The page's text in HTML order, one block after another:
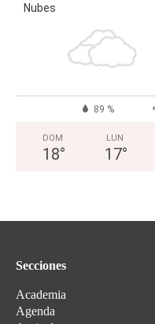
Nubes
89 %
DOM
18°
LUN
17°
Secciones
Academia
Agenda